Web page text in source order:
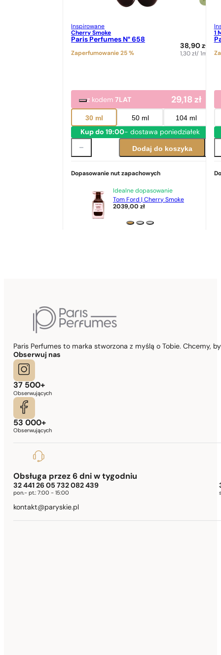
Inspirowane
Cherry Smoke
Paris Perfumes N° 658
Zaperfumowanie 25 %
38,90zł
1,30zł/ 1ml
z kodem7LAT 29,18zł
30 ml 50 ml 104 ml
Kup do 19:00- dostawa poniedziałek
Dodaj do koszyka
Dopasowanie nut zapachowych
Idealne dopasowanie
Tom Ford | Cherry Smoke
2039,00zł
1
Paris Perfumes to marka stworzona z myślą o Tobie. Chcemy,
Obserwuj nas
37 500+
Obserwujących
53 000+
Obserwujących
Obsługa przez 6 dni w tygodniu
32 441 26 05 732 082 439
pon.- pt.: 7:00 - 15:00
kontakt@paryskie.pl